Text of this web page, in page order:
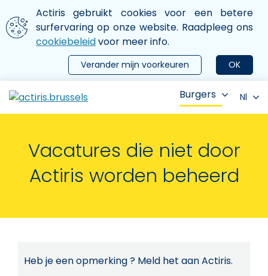
Aller au contenu principal
We gebruiken cookies
Actiris gebruikt cookies voor een betere
surfervaring op onze website. Raadpleeg ons
cookiebeleidvoor meer info.
OK
Verander mijn voorkeuren
le menu
Burgers Nl
Vacatures die niet door
Actiris worden beheerd
Heb je een opmerking ? Meld het aan Actiris.